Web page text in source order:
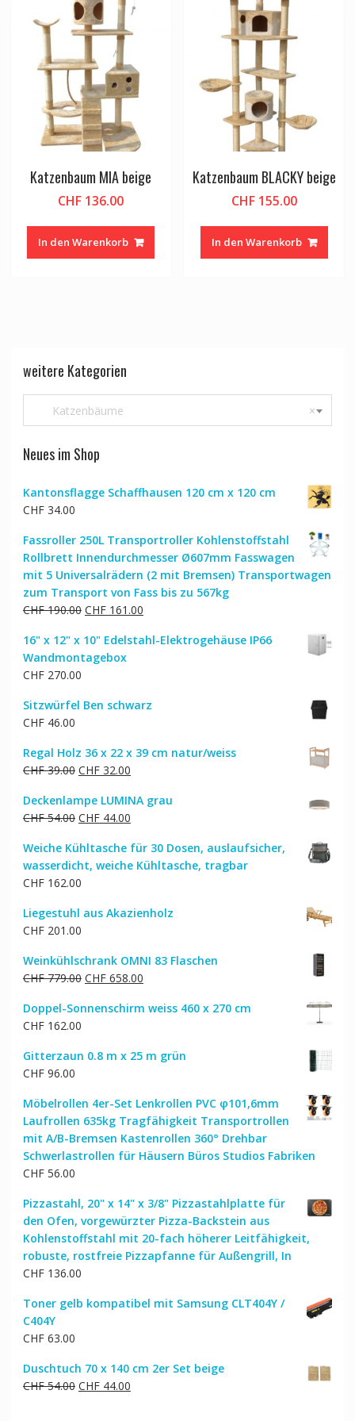
Katzenbaum MIA beige
CHF 136.00
In den Warenkorb
Katzenbaum BLACKY beige
CHF155.00
In den Warenkorb
weitere Kategorien
×
Katzenbäume
Neues im Shop
Kantonsflagge Schaffhausen 120 cm x 120 cm
CHF34.00
Fassroller 250L Transportroller Kohlenstoffstahl
Rollbrett Innendurchmesser Ø607mm Fasswagen
mit 5 Universalrädern (2 mit Bremsen) Transportwagen
zum Transport von Fass bis zu 567kg
CHF190.00 Ursprünglicher
war:
CHF 190.00
CHF161.00Aktueller
ist:
16" x 12" x 10" Edelstahl-Elektrogehäuse IP66
Wandmontagebox
CHF270.00
Sitzwürfel Ben schwarz
CHF46.00
Regal Holz 36 x 22 x 39 cm natur/weiss
CHF39.00 Ursprünglicher
war:
CHF 39.00
CHF32.00Aktueller
ist:
CHF 32.00.
Deckenlampe LUMINA grau
CHF54.00 Ursprünglicher
war:
CHF 54.00
CHF44.00Aktueller
ist:
CHF 44.00.
Weiche Kühltasche für 30 Dosen, auslaufsicher,
wasserdicht, weiche Kühltasche, tragbar
CHF162.00
Liegestuhl aus Akazienholz
CHF201.00
Weinkühlschrank OMNI 83 Flaschen
CHF779.00 Ursprünglicher
war:
CHF658.00Aktueller
ist:
Doppel-Sonnenschirm weiss 460 x 270 cm
CHF162.00
Gitterzaun 0.8 m x 25 m grün
CHF96.00
Möbelrollen 4er-Set Lenkrollen PVC φ101,6mm
Laufrollen 635kg Tragfähigkeit Transportrollen
mit A/B-Bremsen Kastenrollen 360° Drehbar
Schwerlastrollen für Häusern Büros Studios Fabriken
CHF56.00
Pizzastahl, 20" x 14" x 3/8" Pizzastahlplatte für
den Ofen, vorgewürzter Pizza-Backstein aus
Kohlenstoffstahl mit 20-fach höherer Leitfähigkeit,
robuste, rostfreie Pizzapfanne für Außengrill, In
CHF136.00
Toner gelb kompatibel mit Samsung CLT404Y /
C404Y
CHF63.00
Duschtuch 70 x 140 cm 2er Set beige
CHF54.00 Ursprünglicher
CHF44.00Aktueller